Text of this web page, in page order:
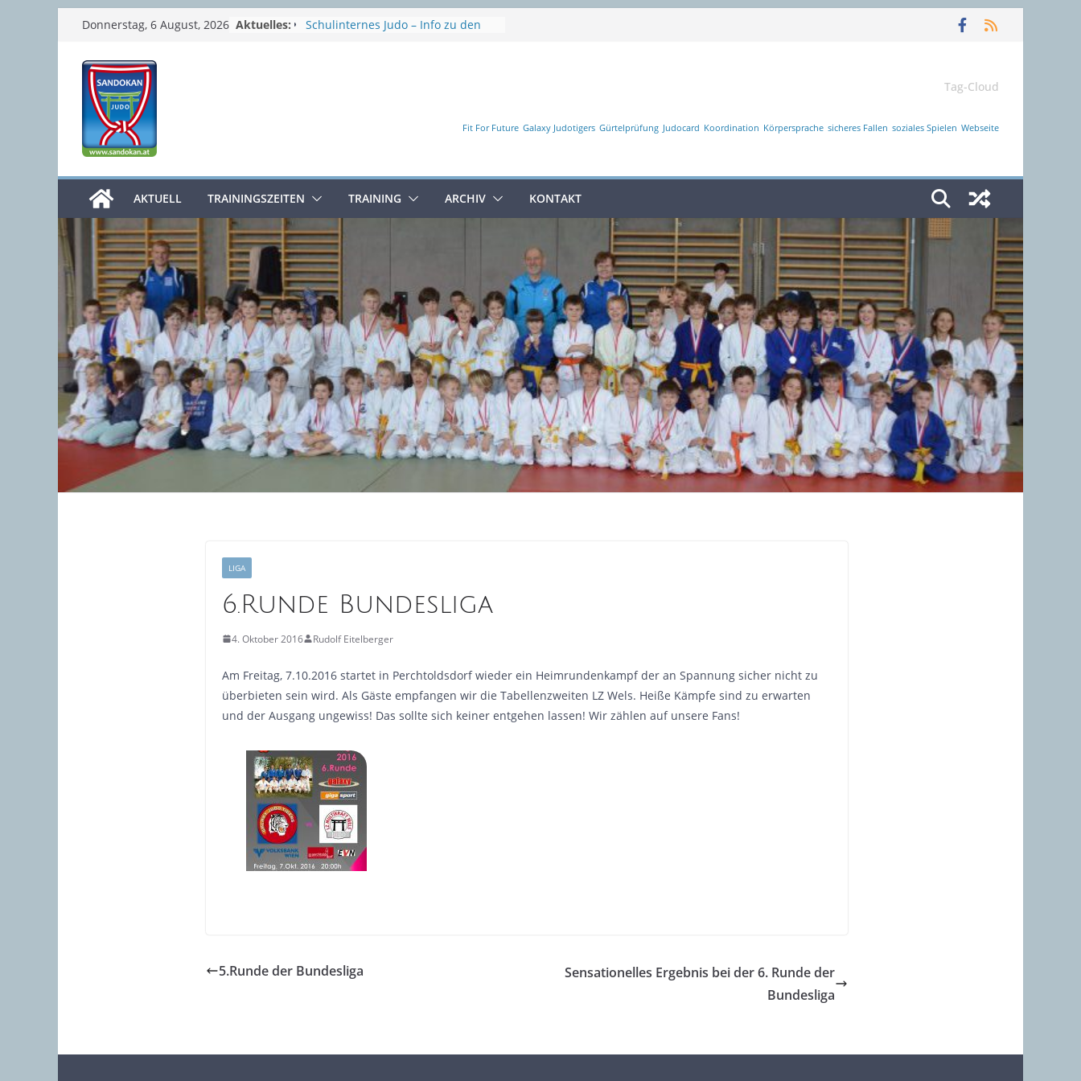
Zum
springen
Donnerstag, 6 August, 2026 Aktuelles:
Schulinternes Judo – Info zu den
Tag-Cloud
Fit For Future Galaxy Judotigers Gürtelprüfung Judocard Koordination Körpersprache sicheres Fallen soziales Spielen Webseite
AKTUELL TRAININGSZEITEN TRAINING ARCHIV KONTAKT
LIGA
6.Runde Bundesliga
4. Oktober 2016 Rudolf Eitelberger
Am Freitag, 7.10.2016 startet in Perchtoldsdorf wieder ein Heimrundenkampf der an Spannung sicher nicht zu
überbieten sein wird. Als Gäste empfangen wir die Tabellenzweiten LZ Wels. Heiße Kämpfe sind zu erwarten
und der Ausgang ungewiss! Das sollte sich keiner entgehen lassen! Wir zählen auf unsere Fans!
5.Runde der Bundesliga
Sensationelles Ergebnis bei der 6. Runde der
Bundesliga